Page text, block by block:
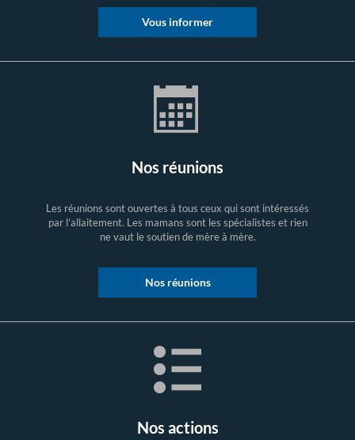
Vous informer
Nos réunions
Les réunions sont ouvertes à tous ceux qui sont intéressés
par l’allaitement. Les mamans sont les spécialistes et rien
ne vaut le soutien de mère à mère.
Nos réunions
Nos actions